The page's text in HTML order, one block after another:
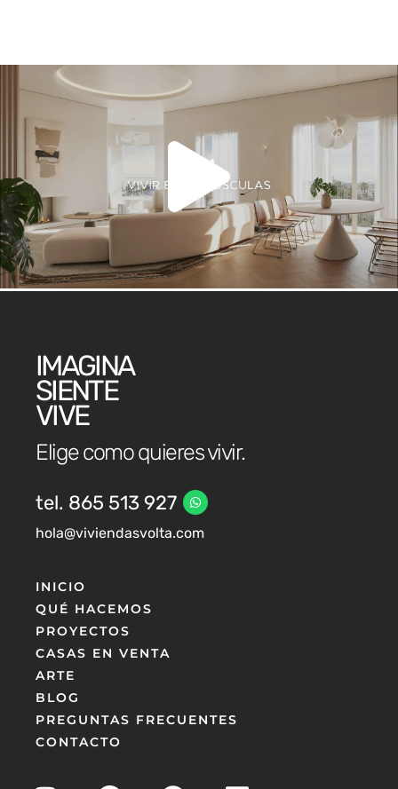
IMAGINA
SIENTE
VIVE
Elige como quieres vivir.
tel. 865 513 927
hola@viviendasvolta.com
INICIO
QUÉ HACEMOS
PROYECTOS
CASAS EN VENTA
ARTE
BLOG
PREGUNTAS FRECUENTES
CONTACTO